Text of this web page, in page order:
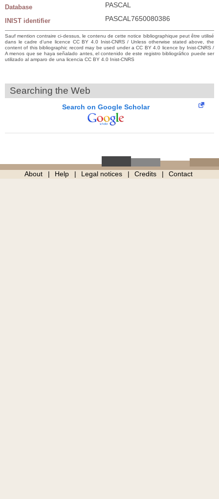
Database PASCAL
INIST identifier PASCAL7650080386
Sauf mention contraire ci-dessus, le contenu de cette notice bibliographique peut être utilisé
dans le cadre d’une licence CC BY 4.0 Inist-CNRS / Unless otherwise stated above, the
content of this bibliographic record may be used under a CC BY 4.0 licence by Inist-CNRS /
A menos que se haya señalado antes, el contenido de este registro bibliográfico puede ser
utilizado al amparo de una licencia CC BY 4.0 Inist-CNRS
Searching the Web
Search on Google Scholar
About Help Legal notices Credits Contact